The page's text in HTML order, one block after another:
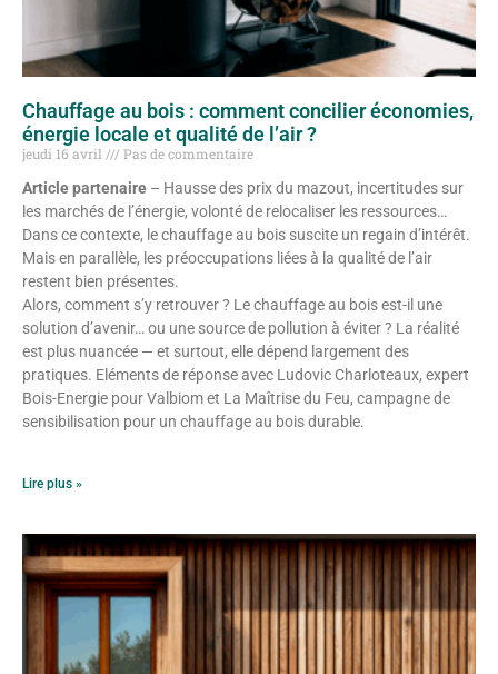
Chauffage au bois : comment concilier économies,
énergie locale et qualité de l’air ?
jeudi 16 avril
Pas de commentaire
Article partenaire – Hausse des prix du mazout, incertitudes sur
les marchés de l’énergie, volonté de relocaliser les ressources…
Dans ce contexte, le chauffage au bois suscite un regain d’intérêt.
Mais en parallèle, les préoccupations liées à la qualité de l’air
restent bien présentes.
Alors, comment s’y retrouver ? Le chauffage au bois est-il une
solution d’avenir… ou une source de pollution à éviter ? La réalité
est plus nuancée — et surtout, elle dépend largement des
pratiques. Eléments de réponse avec Ludovic Charloteaux, expert
Bois-Energie pour Valbiom et La Maîtrise du Feu, campagne de
sensibilisation pour un chauffage au bois durable.
Lire plus »